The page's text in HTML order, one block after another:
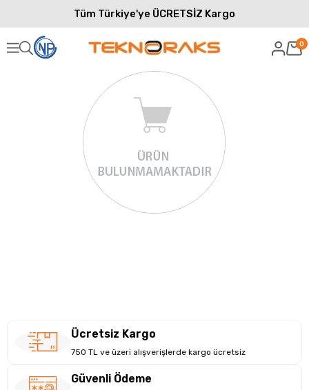
Tüm Türkiye'ye ÜCRETSİZ Kargo
0
Ücretsiz Kargo
750 TL ve üzeri alışverişlerde kargo ücretsiz
Güvenli Ödeme